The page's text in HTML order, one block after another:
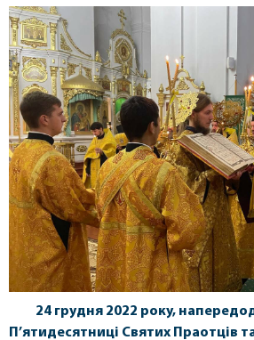
24 грудня 2022 року,
П’ятидесятниці Святих Праотців